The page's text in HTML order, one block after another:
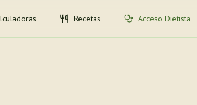
Recetas Acceso Dietista